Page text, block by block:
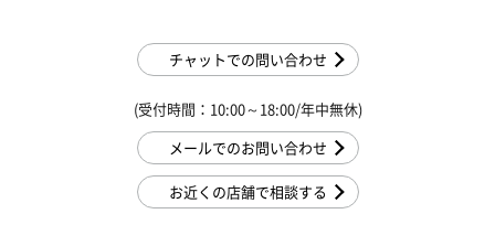
チャットでの問い合わせ
(受付時間：10:00～18:00/年中無休)
メールでのお問い合わせ
お近くの店舗で相談する